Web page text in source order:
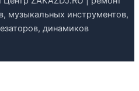
музыкальных инструментов,
динамиков